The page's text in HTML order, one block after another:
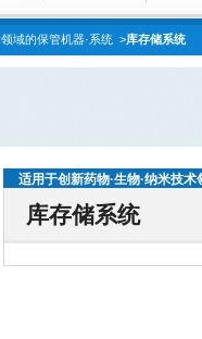
域的保管机器·系统 >库存储系统
适用于创新药物·生物·纳米技
库存储系统